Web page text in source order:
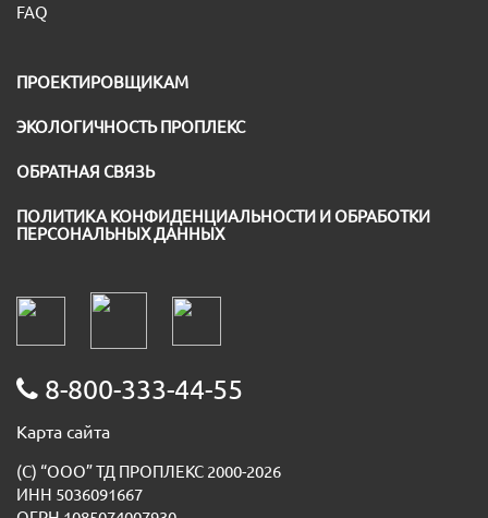
FAQ
ПРОЕКТИРОВЩИКАМ
ЭКОЛОГИЧНОСТЬ ПРОПЛЕКС
ОБРАТНАЯ СВЯЗЬ
ПОЛИТИКА КОНФИДЕНЦИАЛЬНОСТИ И ОБРАБОТКИ
ПЕРСОНАЛЬНЫХ ДАННЫХ
8-800-333-44-55
Карта сайта
(С) “ООО” ТД ПРОПЛЕКС 2000-2026
ИНН 5036091667